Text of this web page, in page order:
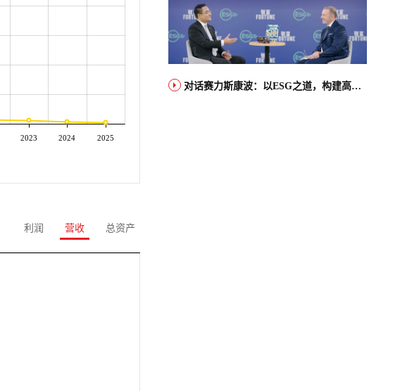
2023 2024 2025
利润 营收 总资产
对话赛力斯康波：以ESG之道，构建高端智能汽车品牌全球竞争力